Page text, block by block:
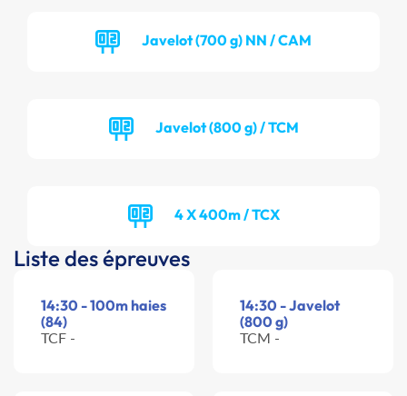
Javelot (700 g) NN / CAM
Javelot (800 g) / TCM
4 X 400m / TCX
Liste des épreuves
14:30 - 100m haies
(84)
TCF -
14:30 - Javelot
(800 g)
TCM -